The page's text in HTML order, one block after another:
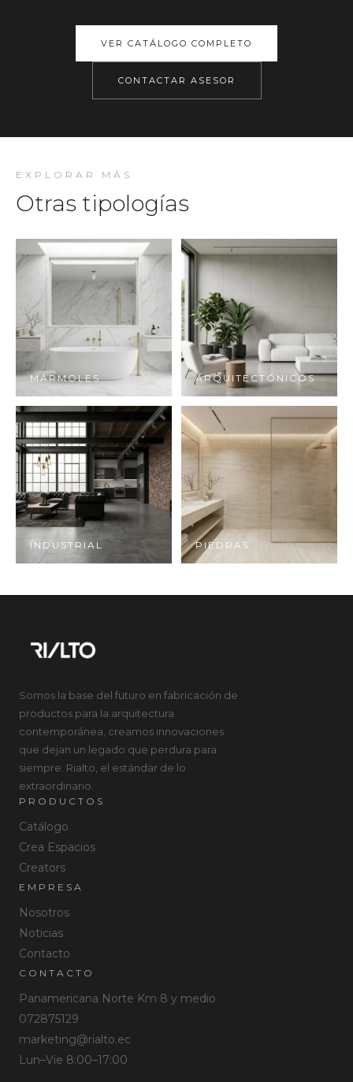
VER CATÁLOGO COMPLETO
CONTACTAR ASESOR
EXPLORAR MÁS
Otras tipologías
MÁRMOLES ARQUITECTÓNICOS
INDUSTRIAL PIEDRAS
Somos la base del futuro en fabricación de
productos para la arquitectura
contemporánea, creamos innovaciones
que dejan un legado que perdura para
siempre. Rialto, el estándar de lo
extraordinario.
PRODUCTOS
Catálogo
Crea Espacios
Creators
EMPRESA
Nosotros
Noticias
Contacto
CONTACTO
Panamericana Norte Km 8 y medio
072875129
marketing@rialto.ec
Lun–Vie 8:00–17:00